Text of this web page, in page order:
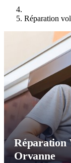
Réparation
Réparation
Orvanne